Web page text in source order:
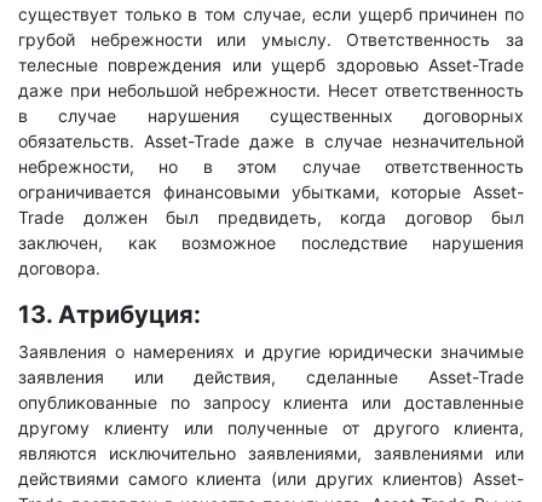
существует только в том случае, если ущерб причинен по
грубой небрежности или умыслу. Ответственность за
телесные повреждения или ущерб здоровью Asset-Trade
даже при небольшой небрежности. Несет ответственность
в случае нарушения существенных договорных
обязательств. Asset-Trade даже в случае незначительной
небрежности, но в этом случае ответственность
ограничивается финансовыми убытками, которые Asset-
Trade должен был предвидеть, когда договор был
заключен, как возможное последствие нарушения
договора.
13. Атрибуция:
Заявления о намерениях и другие юридически значимые
заявления или действия, сделанные Asset-Trade
опубликованные по запросу клиента или доставленные
другому клиенту или полученные от другого клиента,
являются исключительно заявлениями, заявлениями или
действиями самого клиента (или других клиентов) Asset-